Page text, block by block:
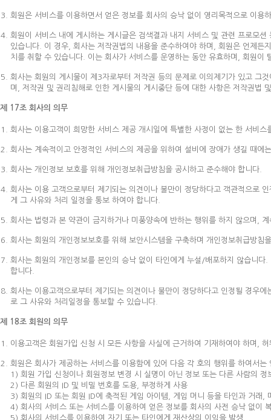
회원은 서비스를 이용하면서 얻은 정보를 회사의 승낙 없이 영리목적으로 이용
회원이 서비스 내에 게시하는 게시글은 검색결과 내지 서비스 및 관련 프로모
있습니다. 이 경우, 회사는 저작권법의 내용을 준수하여야 하며, 회원은 언제
치를 취할 수 있습니다. 이는 회사가 서비스를 운영하는 동안 유효하며, 회원이
회사는 회원의 게시물이 제3자로부터 저작권 등의 문제로 이의제기가 있고 그
며, 저작권 및 권리침해로 인한 게시물의 게시중단 등에 대한 사항은 저작권법
제 17조 회사의 의무
회사는 이용고객이 희망한 서비스 제공 개시일에 특별한 사정이 없는 한 서비
회사는 계속적이고 안정적인 서비스의 제공을 위하여 설비에 장애가 생길 때
회사는 개인정보 보호를 위해 개인정보취급방침을 공시하고 준수해야 합니다.
회사는 이용 고객으로부터 제기되는 의견이나 불만이 정당하다고 객관적으로
게 그 사유와 처리 일정을 통보 하여야 합니다.
회사는 법령과 본 약관이 금지하거나 미풍양속에 반하는 행위를 하지 않으며,
회사는 회원의 개인정보보호를 위해 보안시스템을 구축하며 개인정보취급방침
회사는 회원의 개인정보를 본인의 승낙 없이 타인에게 누설/배포하지 않습니
합니다.
회사는 이용고객으로부터 제기되는 의견이나 불만이 정당하다고 인정될 경우
로 그 사유와 처리일정을 통보할 수 있습니다.
제 18조 회원의 의무
이용고객은 회원가입 신청 시 모든 사항을 사실에 근거하여 기재하여야 하며,
회원은 회사가 제공하는 서비스를 이용함에 있어 다음 각 호의 행위를 하여서는
1) 회원 가입 신청이나 회원정보 변경 시 실명이 아닌 정보 또는 다른 사람의 정
2) 다른 회원의 ID 및 비밀 번호를 도용, 부정하게 사용
3) 회원의 ID 또는 회원 ID에 축적된 게임 아이템, 게임 머니 등을 타인과 거래,
4) 회사의 서비스 또는 서비스를 이용하여 얻은 정보를 회사의 사전 승낙 없이
5) 회사의 서비스를 이용하여 자기 또는 타인에게 재산상의 이익을 발생